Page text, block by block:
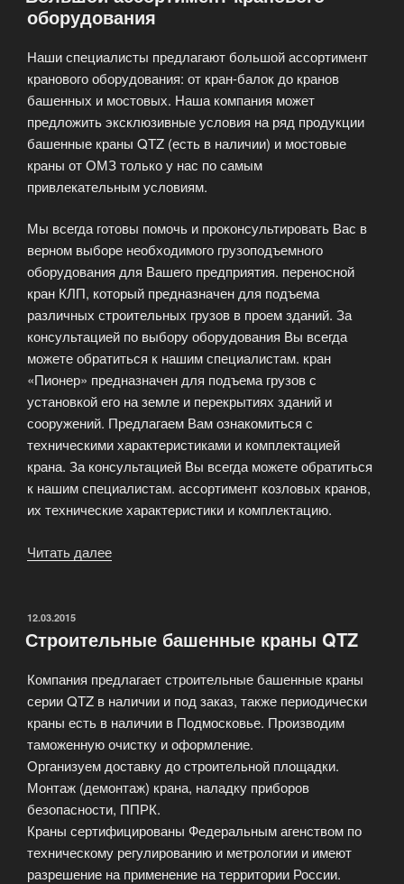
оборудования
Наши специалисты предлагают большой ассортимент
кранового оборудования: от кран-балок до кранов
башенных и мостовых. Наша компания может
предложить эксклюзивные условия на ряд продукции
башенные краны QTZ (есть в наличии) и мостовые
краны от ОМЗ только у нас по самым
привлекательным условиям.
Мы всегда готовы помочь и проконсультировать Вас в
верном выборе необходимого грузоподъемного
оборудования для Вашего предприятия. переносной
кран КЛП, который предназначен для подъема
различных строительных грузов в проем зданий. За
консультацией по выбору оборудования Вы всегда
можете обратиться к нашим специалистам. кран
«Пионер» предназначен для подъема грузов с
установкой его на земле и перекрытиях зданий и
сооружений. Предлагаем Вам ознакомиться с
техническими характеристиками и комплектацией
крана. За консультацией Вы всегда можете обратиться
к нашим специалистам. ассортимент козловых кранов,
их технические характеристики и комплектацию.
Читать далее
ОПУБЛИКОВАНО
12.03.2015
Строительные башенные краны QTZ
Компания предлагает строительные башенные краны
серии QTZ в наличии и под заказ, также периодически
краны есть в наличии в Подмосковье. Производим
таможенную очистку и оформление.
Организуем доставку до строительной площадки.
Монтаж (демонтаж) крана, наладку приборов
безопасности, ППРК.
Краны сертифицированы Федеральным агенством по
техническому регулированию и метрологии и имеют
разрешение на применение на территории России.